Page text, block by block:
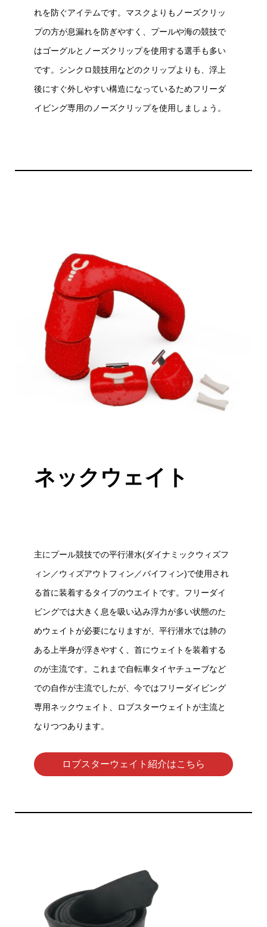
れを防ぐアイテムです。マスクよりもノーズクリッ
プの方が息漏れを防ぎやすく、プールや海の競技で
はゴーグルとノーズクリップを使用する選手も多い
です。シンクロ競技用などのクリップよりも、浮上
後にすぐ外しやすい構造になっているためフリーダ
イビング専用のノーズクリップを使用しましょう。
ネックウェイト
主にプール競技での平行潜水(ダイナミックウィズフ
ィン／ウィズアウトフィン／バイフィン)で使用され
る首に装着するタイプのウエイトです。フリーダイ
ビングでは大きく息を吸い込み浮力が多い状態のた
めウェイトが必要になりますが、平行潜水では肺の
ある上半身が浮きやすく、首にウェイトを装着する
のが主流です。これまで自転車タイヤチューブなど
での自作が主流でしたが、今ではフリーダイビング
専用ネックウェイト、ロブスターウェイトが主流と
なりつつあります。
ロブスターウェイト紹介はこちら